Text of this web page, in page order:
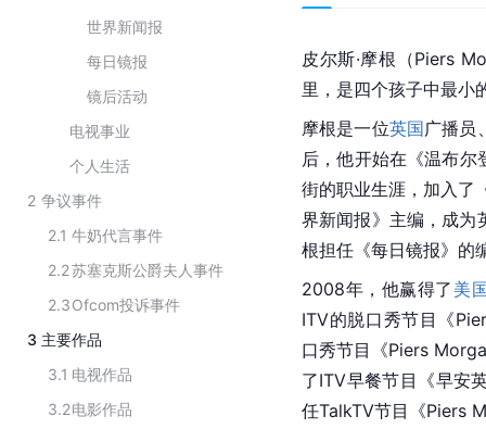
世界新闻报
每日镜报
镜后活动
电视事业
个人生活
2 争议事件
2.1 牛奶代言事件
2.2苏塞克斯公爵夫人事件
2.3Ofcom投诉事件
3 主要作品
3.1 电视作品
3.2电影作品
皮尔斯·摩根（Piers
里，是四个孩子中最小
摩根是一位英国广播员
后，他开始在《温布尔
街的职业生涯，加入了
界新闻报》主编，成为
根担任《每日镜报》的
2008年，他赢得了 美
ITV的脱口秀节目《
口秀节目《Piers
了ITV早餐节目《早安
任TalkTV节目《Piers